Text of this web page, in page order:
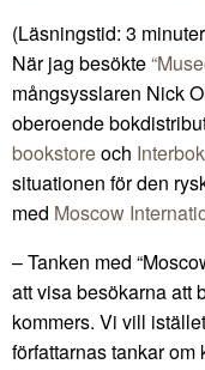
(Läsningstid: 3
När jag besökte
mångsysslaren Nick
oberoende
bookstoreoch Interbok
situationen för den
med Moscow
– Tanken med
att visa besökarna att
kommers. Vi vill
författarnas tankar